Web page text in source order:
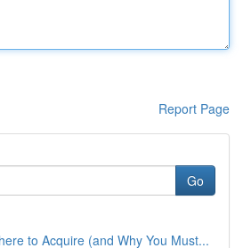
Report Page
Go
to Acquire (and Why You Must...